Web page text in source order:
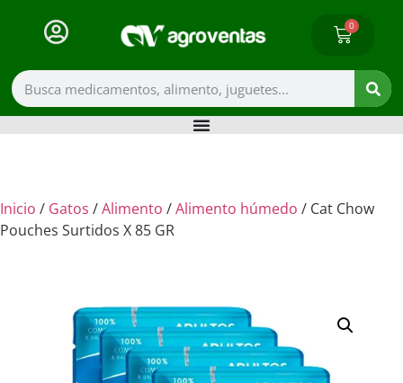
0
Inicio / Gatos /Alimento /Alimento húmedo / Cat Chow
Pouches Surtidos X 85 GR